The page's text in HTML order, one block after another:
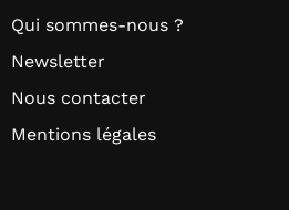
Qui sommes-nous ?
Newsletter
Nous contacter
Mentions légales